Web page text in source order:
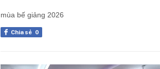
mùa bế giảng 2026
Chia sẻ 0